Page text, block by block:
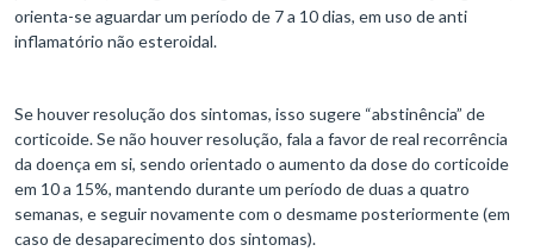
orienta-se aguardar um período de 7 a 10 dias, em uso de anti
inflamatório não esteroidal.
Se houver resolução dos sintomas, isso sugere “abstinência” de
corticoide. Se não houver resolução, fala a favor de real recorrência
da doença em si, sendo orientado o aumento da dose do corticoide
em 10 a 15%, mantendo durante um período de duas a quatro
semanas, e seguir novamente com o desmame posteriormente (em
caso de desaparecimento dos sintomas).